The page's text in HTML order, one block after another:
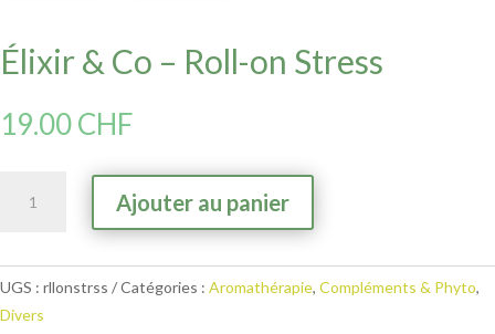
Élixir & Co – Roll-on Stress
19.00CHF
&
Co
-
Ajouter au panier
e
r
UGS : rllonstrss Catégories : Aromathérapie, Compléments & Phyto,
Divers